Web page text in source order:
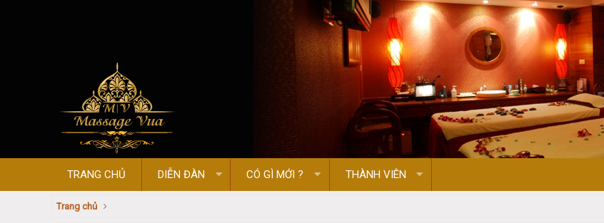
TRANG CHỦ DIỄN ĐÀN CÓ GÌ MỚI ? THÀNH VIÊN
Trang chủ